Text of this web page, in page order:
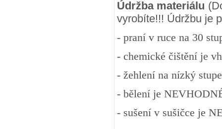
Údržba materiálu
vyrobíte!!! Údržbu je
- praní v ruce na 30
- chemické čištění je
- žehlení na nízký
- bělení je
- sušení v sušičce je